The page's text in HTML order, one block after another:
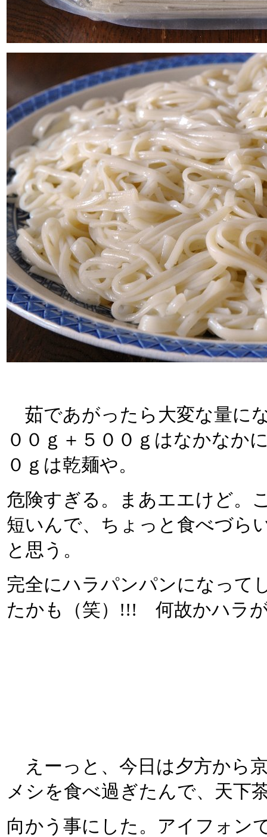
茹であがったら大変な量に
００ｇ＋５００ｇはなかなか
０ｇは乾麺や。
危険すぎる。まあエエけど。
短いんで、ちょっと食べづら
と思う。
完全にハラパンパンになって
たかも（笑）!!! 何故かハラ
えーっと、今日は夕方から
メシを食べ過ぎたんで、天下
向かう事にした。アイフォン